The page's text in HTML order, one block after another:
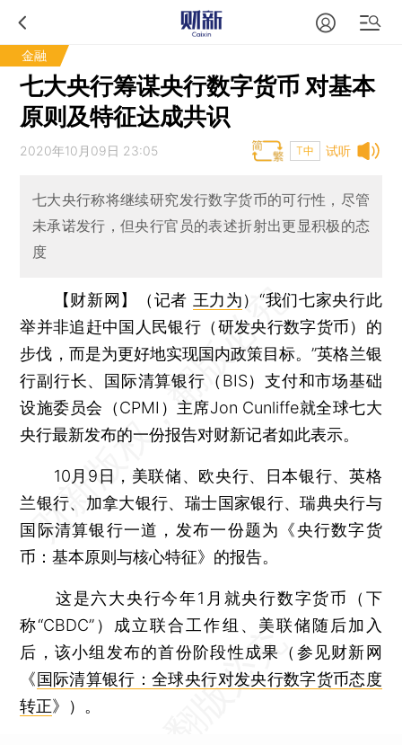
金融
七大央行筹谋央行数字货币 对基本
原则及特征达成共识
试听
2020年10月09日 23:05 T中
七大央行称将继续研究发行数字货币的可行性，尽管
未承诺发行，但央行官员的表述折射出更显积极的态
度
【财新网】（记者 王力为）“我们七家央行此
举并非追赶中国人民银行（研发央行数字货币）的
步伐，而是为更好地实现国内政策目标。”英格兰银
行副行长、国际清算银行（BIS）支付和市场基础
设施委员会（CPMI）主席Jon Cunliffe就全球七大
央行最新发布的一份报告对财新记者如此表示。
10月9日，美联储、欧央行、日本银行、英格
兰银行、加拿大银行、瑞士国家银行、瑞典央行与
国际清算银行一道，发布一份题为《央行数字货
币：基本原则与核心特征》的报告。
这是六大央行今年1月就央行数字货币（下
称“CBDC”）成立联合工作组、美联储随后加入
后，该小组发布的首份阶段性成果（参见财新网
《国际清算银行：全球央行对发央行数字货币态度
转正》）。